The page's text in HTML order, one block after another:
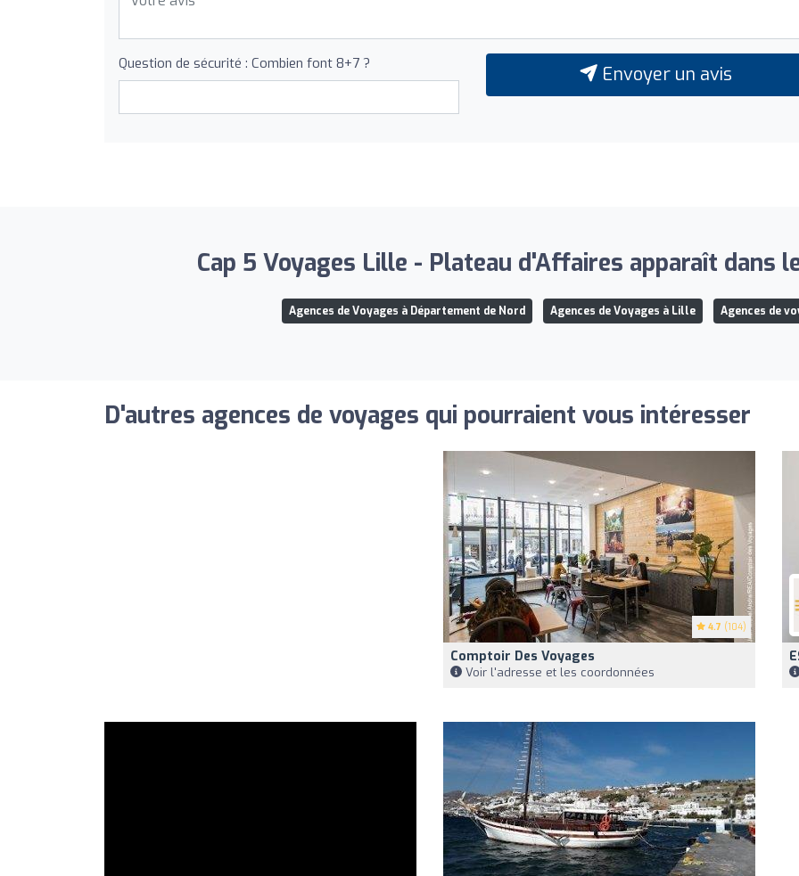
Question de sécurité : Combien font 8+7 ? Envoyer un avis
Cap 5 Voyages Lille - Plateau d'Affaires apparaît dans
Agences de Voyages à Département de Nord Agences de Voyages à Lille Agences de
D'autres agences de voyages qui pourraient vous intéresser
4.7 (104)
Comptoir Des Voyages
Voir l'adresse et les coordonnées